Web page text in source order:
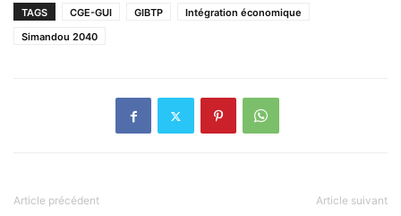
TAGS CGE-GUI GIBTP
Intégration économique
Simandou 2040
Article précédent Article suivant